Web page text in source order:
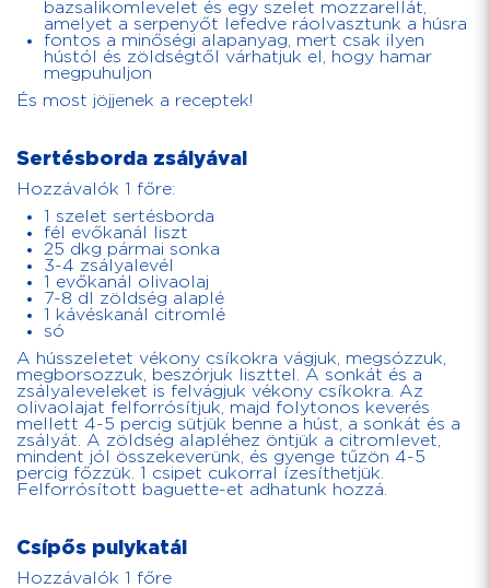
bazsalikomlevelet és egy szelet mozzarellát,
amelyet a serpenyőt lefedve ráolvasztunk a húsra
fontos a minőségi alapanyag, mert csak ilyen
hústól és zöldségtől várhatjuk el, hogy hamar
megpuhuljon
És most jöjjenek a receptek!
Sertésborda zsályával
Hozzávalók 1 főre:
1 szelet sertésborda
fél evőkanál liszt
25 dkg pármai sonka
3-4 zsályalevél
1 evőkanál olivaolaj
7-8 dl zöldség alaplé
1 kávéskanál citromlé
só
A hússzeletet vékony csíkokra vágjuk, megsózzuk,
megborsozzuk, beszórjuk liszttel. A sonkát és a
zsályaleveleket is felvágjuk vékony csíkokra. Az
olivaolajat felforrósítjuk, majd folytonos keverés
mellett 4-5 percig sütjük benne a húst, a sonkát és a
zsályát. A zöldség alapléhez öntjük a citromlevet,
mindent jól összekeverünk, és gyenge tűzön 4-5
percig főzzük. 1 csipet cukorral ízesíthetjük.
Felforrósított baguette-et adhatunk hozzá.
Csípős pulykatál
Hozzávalók 1 főre